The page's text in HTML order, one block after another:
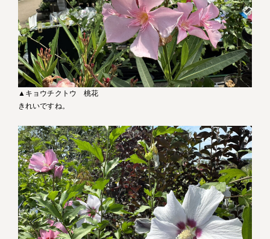
▲キョウチクトウ 桃花
きれいですね。